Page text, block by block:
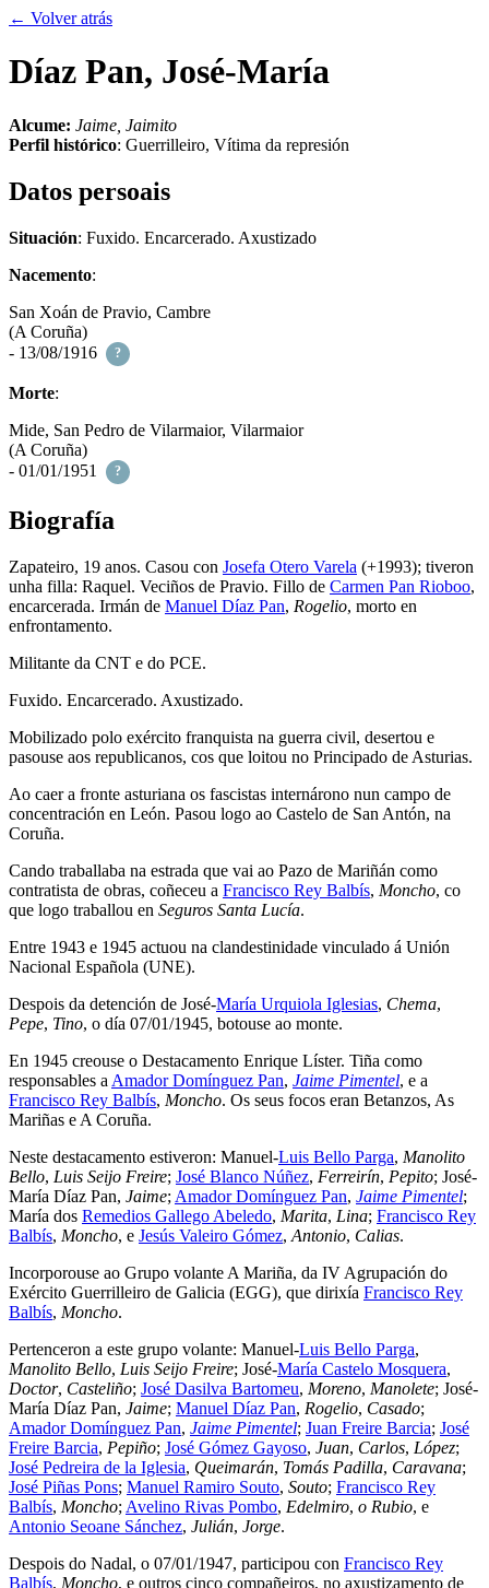
← Volver atrás
Díaz Pan, José-María
Alcume: Jaime, Jaimito
Perfil histórico: Guerrilleiro, Vítima da represión
Datos persoais
Situación: Fuxido. Encarcerado. Axustizado
Nacemento:
San Xoán de Pravio, Cambre
(A Coruña)
- 13/08/1916
?
Morte:
Mide, San Pedro de Vilarmaior, Vilarmaior
(A Coruña)
- 01/01/1951
?
Biografía
Zapateiro, 19 anos. Casou con Josefa Otero Varela (+1993); tiveron
unha filla: Raquel. Veciños de Pravio. Fillo de Carmen Pan Rioboo,
encarcerada. Irmán de Manuel Díaz Pan, Rogelio, morto en
enfrontamento.
Militante da CNT e do PCE.
Fuxido. Encarcerado. Axustizado.
Mobilizado polo exército franquista na guerra civil, desertou e
pasouse aos republicanos, cos que loitou no Principado de Asturias.
Ao caer a fronte asturiana os fascistas internárono nun campo de
concentración en León. Pasou logo ao Castelo de San Antón, na
Coruña.
Cando traballaba na estrada que vai ao Pazo de Mariñán como
contratista de obras, coñeceu a Francisco Rey Balbís, Moncho, co
que logo traballou en Seguros Santa Lucía.
Entre 1943 e 1945 actuou na clandestinidade vinculado á Unión
Nacional Española (UNE).
Despois da detención de José-María Urquiola Iglesias, Chema,
Pepe, Tino, o día 07/01/1945, botouse ao monte.
En 1945 creouse o Destacamento Enrique Líster. Tiña como
responsables a Amador Domínguez Pan, Jaime Pimentel, e a
Francisco Rey Balbís, Moncho. Os seus focos eran Betanzos, As
Mariñas e A Coruña.
Neste destacamento estiveron: Manuel-Luis Bello Parga, Manolito
Bello, Luis Seijo Freire; José Blanco Núñez, Ferreirín, Pepito; José-
María Díaz Pan, Jaime; Amador Domínguez Pan, Jaime Pimentel;
María dos Remedios Gallego Abeledo, Marita, Lina; Francisco Rey
Balbís, Moncho, e Jesús Valeiro Gómez, Antonio, Calias.
Incorporouse ao Grupo volante A Mariña, da IV Agrupación do
Exército Guerrilleiro de Galicia (EGG), que dirixía Francisco Rey
Balbís, Moncho.
Pertenceron a este grupo volante: Manuel-Luis Bello Parga,
Manolito Bello, Luis Seijo Freire; José-María Castelo Mosquera,
Doctor, Casteliño; José Dasilva Bartomeu, Moreno, Manolete; José-
María Díaz Pan, Jaime; Manuel Díaz Pan, Rogelio, Casado;
Amador Domínguez Pan, Jaime Pimentel; Juan Freire Barcia; José
Freire Barcia, Pepiño; José Gómez Gayoso, Juan, Carlos, López;
José Pedreira de la Iglesia, Queimarán, Tomás Padilla, Caravana;
José Piñas Pons; Manuel Ramiro Souto, Souto; Francisco Rey
Balbís, Moncho; Avelino Rivas Pombo, Edelmiro, o Rubio, e
Antonio Seoane Sánchez, Julián, Jorge.
Despois do Nadal, o 07/01/1947, participou con Francisco Rey
Balbís, Moncho, e outros cinco compañeiros, no axustizamento de